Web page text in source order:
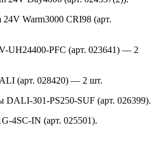
Warm3000 CRI98 (арт.
UH24400-PFC (арт. 023641) — 2
(арт. 028420) — 2 шт.
301-PS250-SUF (арт. 026399).
4SC-IN (арт. 025501).